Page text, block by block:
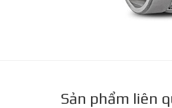
Sản phẩm liên